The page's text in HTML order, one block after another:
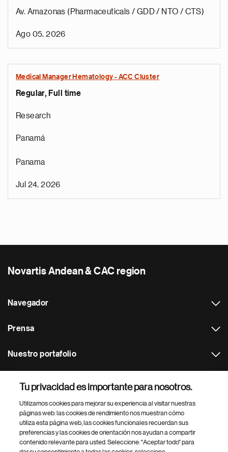
Av. Amazonas (Pharmaceuticals / GDD / NTO / CTS)
Ago 05, 2026
Medical Manager Hematology - ACC Cluster
Regular, Full time
Research
Panamá
Panama
Jul 24, 2026
Novartis Andean & CAC region
Navegador
Prensa
Nuestro portafolio
Footer Site Search
Tu privacidad es importante para nosotros.
Utilizamos cookies para mejorar su experiencia al visitar nuestras
páginas web: las cookies de rendimiento nos muestran cómo
utiliza esta página web, las cookies funcionales recuerdan sus
preferencias y las cookies de orientación nos ayudan a compartir
contenido relevante para usted. Seleccione: "Aceptar todo" para